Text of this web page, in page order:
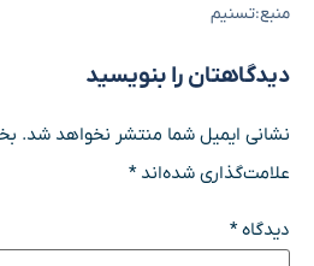
منبع:تسنیم
دیدگاهتان را بنویسید
نشانی ایمیل شما منتشر نخواهد شد.
علامت‌گذاری شده‌اند*
دیدگاه*